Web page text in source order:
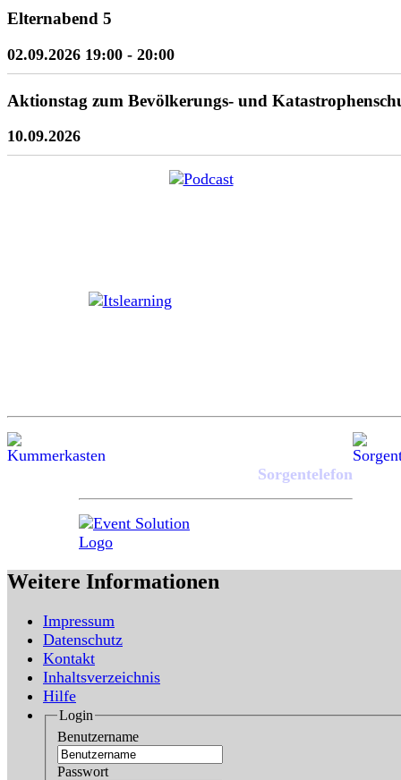
Elternabend 5
02.09.2026 19:00 - 20:00
Aktionstag zum Bevölkerungs- und
10.09.2026
Sorgentelefon
Weitere Informationen
Impressum
Datenschutz
Kontakt
Inhaltsverzeichnis
Hilfe
Login
Benutzername
Passwort